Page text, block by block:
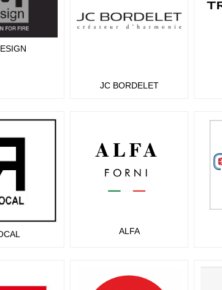
JC BORDELET
ALFA